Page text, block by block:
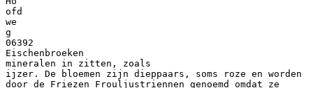
ofd
we
g
06392
Eischenbroeken
mineralen in zitten, zoals
ijzer. De bloemen zijn dieppaars, soms roze en worden
door de Friezen Frouljustriennen genoemd omdat ze